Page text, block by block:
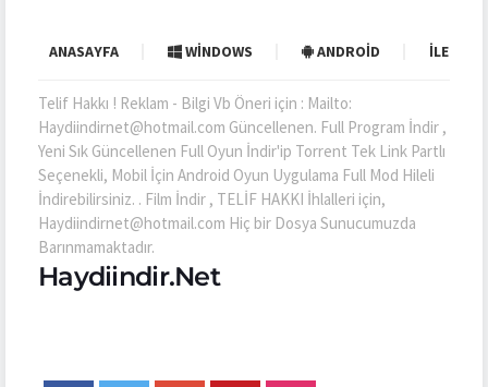
ANASAYFA WINDOWS ANDROID İLETIŞIM
Telif Hakkı ! Reklam - Bilgi Vb Öneri için : Mailto:
Haydiindirnet@hotmail.com Güncellenen. Full Program İndir ,
Yeni Sık Güncellenen Full Oyun İndir'ip Torrent Tek Link Partlı
Seçenekli, Mobil İçin Android Oyun Uygulama Full Mod Hileli
İndirebilirsiniz. . Film İndir , TELİF HAKKI İhlalleri için,
Haydiindirnet@hotmail.com Hiç bir Dosya Sunucumuzda
Barınmamaktadır.
Haydiindir.Net